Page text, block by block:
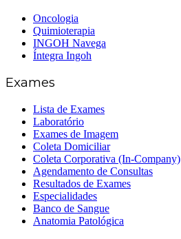
Oncologia
Quimioterapia
INGOH Navega
Íntegra Ingoh
Exames
Lista de Exames
Laboratório
Exames de Imagem
Coleta Domiciliar
Coleta Corporativa (In-Company)
Agendamento de Consultas
Resultados de Exames
Especialidades
Banco de Sangue
Anatomia Patológica